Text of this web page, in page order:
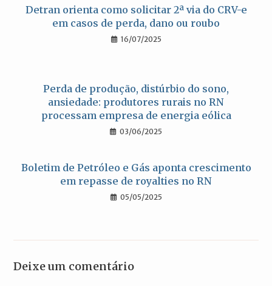
Detran orienta como solicitar 2ª via do CRV-e
em casos de perda, dano ou roubo
16/07/2025
Perda de produção, distúrbio do sono,
ansiedade: produtores rurais no RN
processam empresa de energia eólica
03/06/2025
Boletim de Petróleo e Gás aponta crescimento
em repasse de royalties no RN
05/05/2025
Deixe um comentário